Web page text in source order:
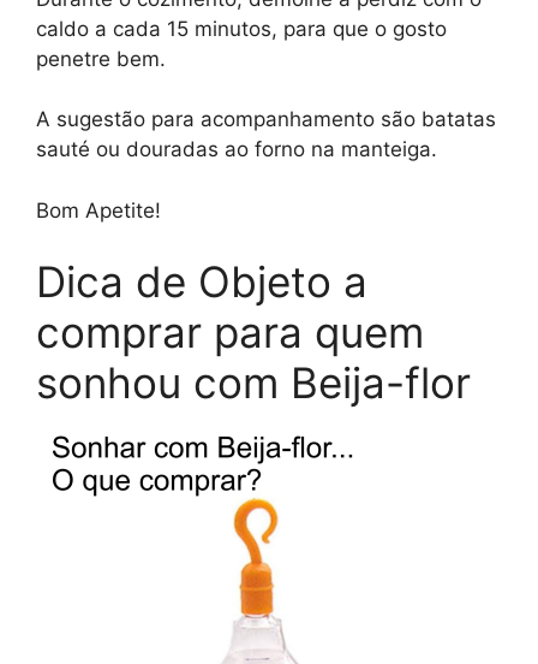
caldo a cada 15 minutos, para que o gosto
penetre bem.
A sugestão para acompanhamento são batatas
sauté ou douradas ao forno na manteiga.
Bom Apetite!
Dica de Objeto a
comprar para quem
sonhou com Beija-flor